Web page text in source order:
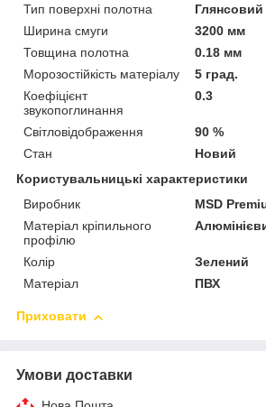
Тип поверхні полотна
Глянсовий
Ширина смуги
3200 мм
Товщина полотна
0.18 мм
Морозостійкість матеріалу
5 град.
Коефіцієнт
звукопоглинання
0.3
Світловідображення
90 %
Стан
Новий
Користувальницькі характеристики
Виробник
MSD
Матеріал кріпильного
профілю
Колір
Зелений
Матеріал
ПВХ
Приховати
Умови доставки